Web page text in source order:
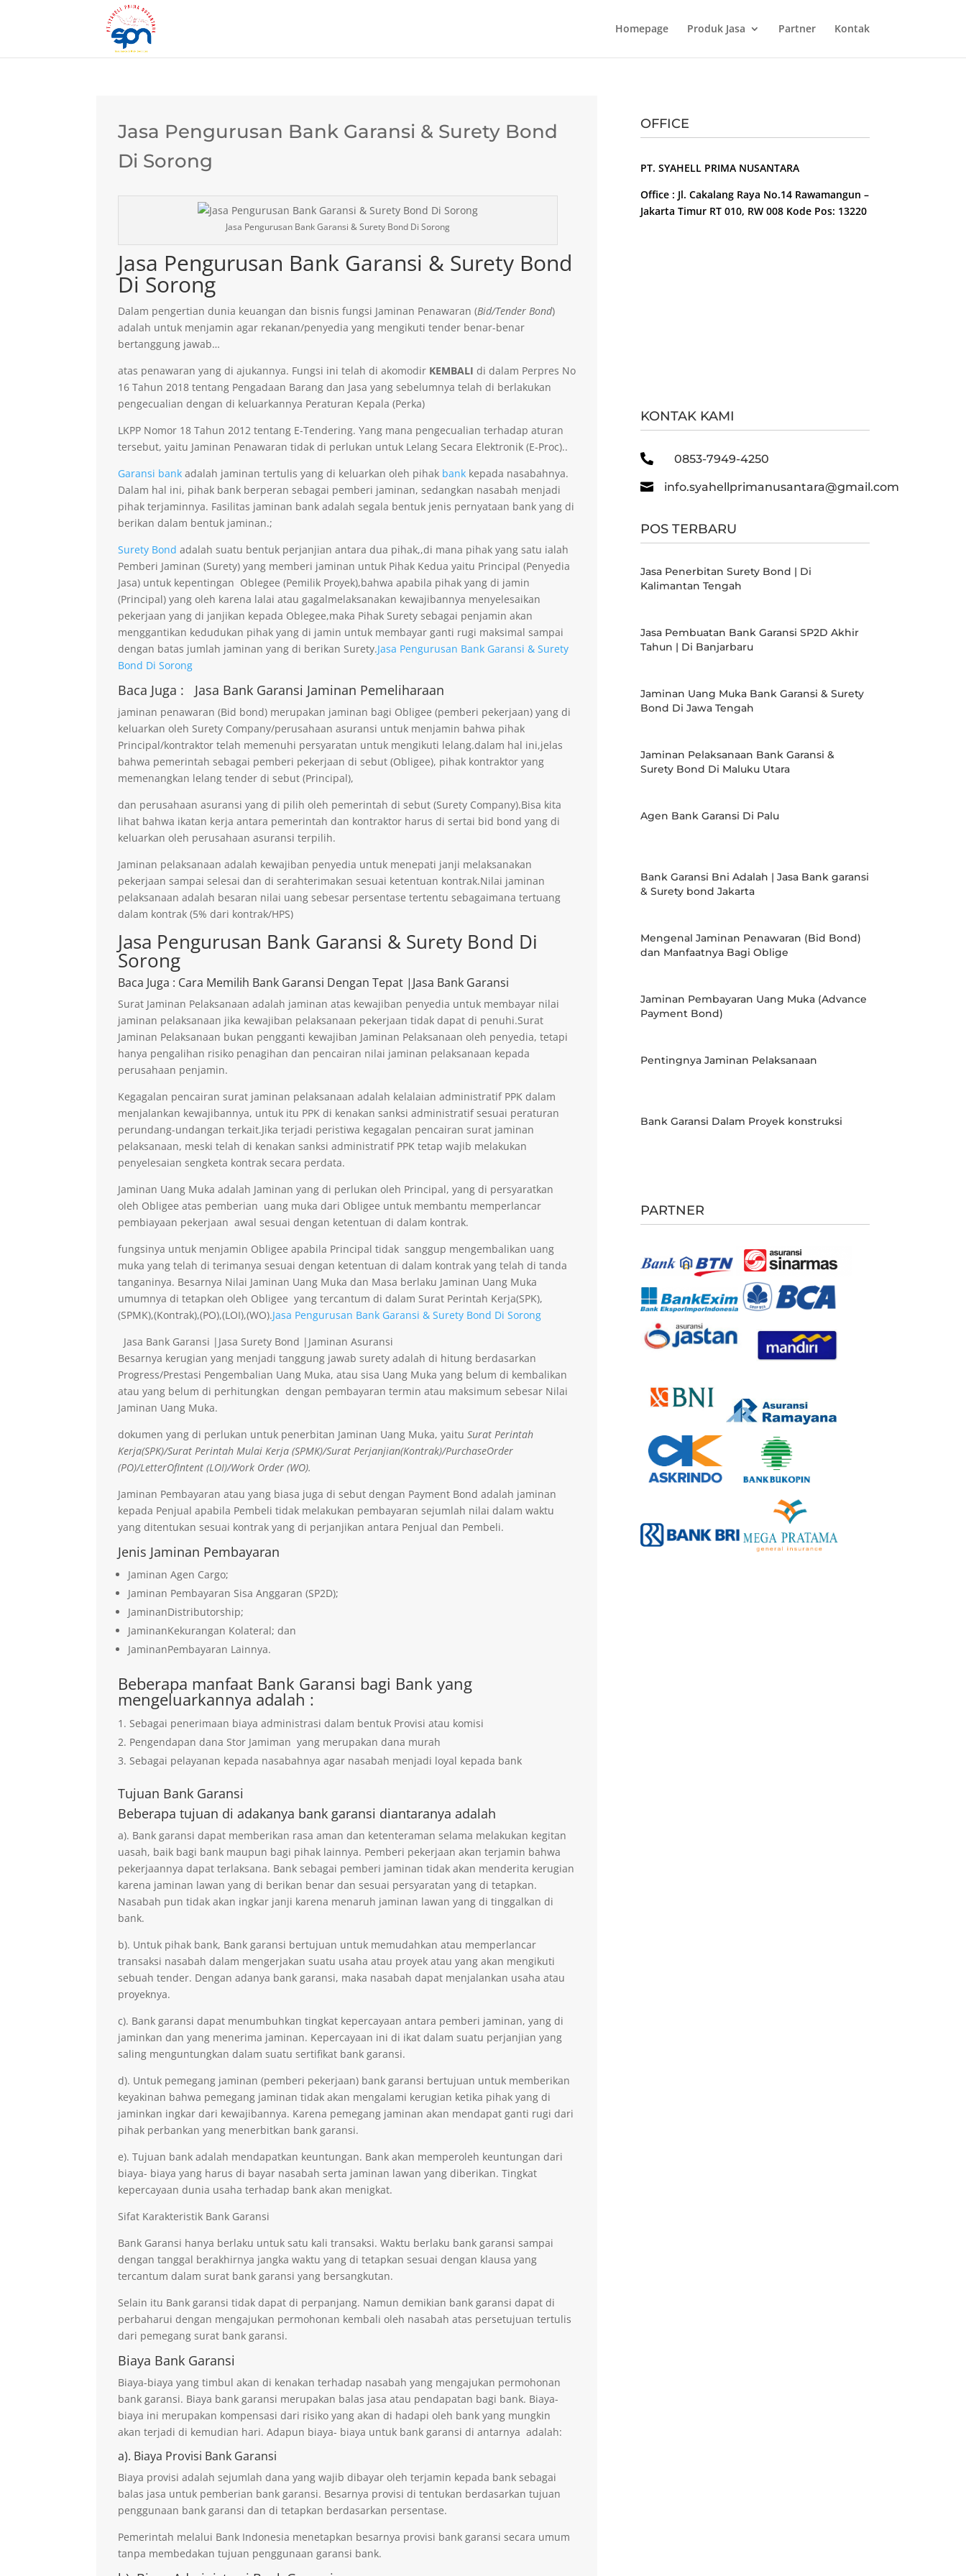
Homepage Produk Jasa Partner Kontak
Jasa Pengurusan Bank Garansi & Surety Bond
Di Sorong
Jasa Pengurusan Bank Garansi & Surety Bond Di Sorong
Jasa Pengurusan Bank Garansi & Surety Bond
Di Sorong
Dalam pengertian dunia keuangan dan bisnis fungsi Jaminan Penawaran (Bid/Tender Bond)
adalah untuk menjamin agar rekanan/penyedia yang mengikuti tender benar-benar
bertanggung jawab…
atas penawaran yang di ajukannya. Fungsi ini telah di akomodir KEMBALI di dalam Perpres No
16 Tahun 2018 tentang Pengadaan Barang dan Jasa yang sebelumnya telah di berlakukan
pengecualian dengan di keluarkannya Peraturan Kepala (Perka)
LKPP Nomor 18 Tahun 2012 tentang E-Tendering. Yang mana pengecualian terhadap aturan
tersebut, yaitu Jaminan Penawaran tidak di perlukan untuk Lelang Secara Elektronik (E-Proc)..
Garansi bank adalah jaminan tertulis yang di keluarkan oleh pihak bank kepada nasabahnya.
Dalam hal ini, pihak bank berperan sebagai pemberi jaminan, sedangkan nasabah menjadi
pihak terjaminnya. Fasilitas jaminan bank adalah segala bentuk jenis pernyataan bank yang di
berikan dalam bentuk jaminan.;
Surety Bond adalah suatu bentuk perjanjian antara dua pihak,,di mana pihak yang satu ialah
Pemberi Jaminan (Surety) yang memberi jaminan untuk Pihak Kedua yaitu Principal (Penyedia
Jasa) untuk kepentingan Oblegee (Pemilik Proyek),bahwa apabila pihak yang di jamin
(Principal) yang oleh karena lalai atau gagalmelaksanakan kewajibannya menyelesaikan
pekerjaan yang di janjikan kepada Oblegee,maka Pihak Surety sebagai penjamin akan
menggantikan kedudukan pihak yang di jamin untuk membayar ganti rugi maksimal sampai
dengan batas jumlah jaminan yang di berikan Surety.Jasa Pengurusan Bank Garansi & Surety
Bond Di Sorong
Baca Juga : Jasa Bank Garansi Jaminan Pemeliharaan
jaminan penawaran (Bid bond) merupakan jaminan bagi Obligee (pemberi pekerjaan) yang di
keluarkan oleh Surety Company/perusahaan asuransi untuk menjamin bahwa pihak
Principal/kontraktor telah memenuhi persyaratan untuk mengikuti lelang.dalam hal ini,jelas
bahwa pemerintah sebagai pemberi pekerjaan di sebut (Obligee), pihak kontraktor yang
memenangkan lelang tender di sebut (Principal),
dan perusahaan asuransi yang di pilih oleh pemerintah di sebut (Surety Company).Bisa kita
lihat bahwa ikatan kerja antara pemerintah dan kontraktor harus di sertai bid bond yang di
keluarkan oleh perusahaan asuransi terpilih.
Jaminan pelaksanaan adalah kewajiban penyedia untuk menepati janji melaksanakan
pekerjaan sampai selesai dan di serahterimakan sesuai ketentuan kontrak.Nilai jaminan
pelaksanaan adalah besaran nilai uang sebesar persentase tertentu sebagaimana tertuang
dalam kontrak (5% dari kontrak/HPS)
Jasa Pengurusan Bank Garansi & Surety Bond Di
Sorong
Baca Juga : Cara Memilih Bank Garansi Dengan Tepat |Jasa Bank Garansi
Surat Jaminan Pelaksanaan adalah jaminan atas kewajiban penyedia untuk membayar nilai
jaminan pelaksanaan jika kewajiban pelaksanaan pekerjaan tidak dapat di penuhi.Surat
Jaminan Pelaksanaan bukan pengganti kewajiban Jaminan Pelaksanaan oleh penyedia, tetapi
hanya pengalihan risiko penagihan dan pencairan nilai jaminan pelaksanaan kepada
perusahaan penjamin.
Kegagalan pencairan surat jaminan pelaksanaan adalah kelalaian administratif PPK dalam
menjalankan kewajibannya, untuk itu PPK di kenakan sanksi administratif sesuai peraturan
perundang-undangan terkait.Jika terjadi peristiwa kegagalan pencairan surat jaminan
pelaksanaan, meski telah di kenakan sanksi administratif PPK tetap wajib melakukan
penyelesaian sengketa kontrak secara perdata.
Jaminan Uang Muka adalah Jaminan yang di perlukan oleh Principal, yang di persyaratkan
oleh Obligee atas pemberian uang muka dari Obligee untuk membantu memperlancar
pembiayaan pekerjaan awal sesuai dengan ketentuan di dalam kontrak.
fungsinya untuk menjamin Obligee apabila Principal tidak sanggup mengembalikan uang
muka yang telah di terimanya sesuai dengan ketentuan di dalam kontrak yang telah di tanda
tanganinya. Besarnya Nilai Jaminan Uang Muka dan Masa berlaku Jaminan Uang Muka
umumnya di tetapkan oleh Obligee yang tercantum di dalam Surat Perintah Kerja(SPK),
(SPMK),(Kontrak),(PO),(LOI),(WO).Jasa Pengurusan Bank Garansi & Surety Bond Di Sorong
Jasa Bank Garansi |Jasa Surety Bond |Jaminan Asuransi
Besarnya kerugian yang menjadi tanggung jawab surety adalah di hitung berdasarkan
Progress/Prestasi Pengembalian Uang Muka, atau sisa Uang Muka yang belum di kembalikan
atau yang belum di perhitungkan dengan pembayaran termin atau maksimum sebesar Nilai
Jaminan Uang Muka.
dokumen yang di perlukan untuk penerbitan Jaminan Uang Muka, yaituSurat Perintah
Kerja(SPK)/Surat Perintah Mulai Kerja (SPMK)/Surat Perjanjian(Kontrak)/PurchaseOrder
(PO)/LetterOfIntent (LOI)/Work Order (WO).
Jaminan Pembayaran atau yang biasa juga di sebut dengan Payment Bond adalah jaminan
kepada Penjual apabila Pembeli tidak melakukan pembayaran sejumlah nilai dalam waktu
yang ditentukan sesuai kontrak yang di perjanjikan antara Penjual dan Pembeli.
Jenis Jaminan Pembayaran
Jaminan Agen Cargo;
Jaminan Pembayaran Sisa Anggaran (SP2D);
JaminanDistributorship;
JaminanKekurangan Kolateral; dan
JaminanPembayaran Lainnya.
Beberapa manfaat Bank Garansi bagi Bank yang
mengeluarkannya adalah :
Sebagai penerimaan biaya administrasi dalam bentuk Provisi atau komisi
Pengendapan dana Stor Jamiman yang merupakan dana murah
Sebagai pelayanan kepada nasabahnya agar nasabah menjadi loyal kepada bank
Tujuan Bank Garansi
Beberapa tujuan di adakanya bank garansi diantaranya adalah
a). Bank garansi dapat memberikan rasa aman dan ketenteraman selama melakukan kegitan
uasah, baik bagi bank maupun bagi pihak lainnya. Pemberi pekerjaan akan terjamin bahwa
pekerjaannya dapat terlaksana. Bank sebagai pemberi jaminan tidak akan menderita kerugian
karena jaminan lawan yang di berikan benar dan sesuai persyaratan yang di tetapkan.
Nasabah pun tidak akan ingkar janji karena menaruh jaminan lawan yang di tinggalkan di
bank.
b). Untuk pihak bank, Bank garansi bertujuan untuk memudahkan atau memperlancar
transaksi nasabah dalam mengerjakan suatu usaha atau proyek atau yang akan mengikuti
sebuah tender. Dengan adanya bank garansi, maka nasabah dapat menjalankan usaha atau
proyeknya.
c). Bank garansi dapat menumbuhkan tingkat kepercayaan antara pemberi jaminan, yang di
jaminkan dan yang menerima jaminan. Kepercayaan ini di ikat dalam suatu perjanjian yang
saling menguntungkan dalam suatu sertifikat bank garansi.
d). Untuk pemegang jaminan (pemberi pekerjaan) bank garansi bertujuan untuk memberikan
keyakinan bahwa pemegang jaminan tidak akan mengalami kerugian ketika pihak yang di
jaminkan ingkar dari kewajibannya. Karena pemegang jaminan akan mendapat ganti rugi dari
pihak perbankan yang menerbitkan bank garansi.
e). Tujuan bank adalah mendapatkan keuntungan. Bank akan memperoleh keuntungan dari
biaya- biaya yang harus di bayar nasabah serta jaminan lawan yang diberikan. Tingkat
kepercayaan dunia usaha terhadap bank akan menigkat.
Sifat Karakteristik Bank Garansi
Bank Garansi hanya berlaku untuk satu kali transaksi. Waktu berlaku bank garansi sampai
dengan tanggal berakhirnya jangka waktu yang di tetapkan sesuai dengan klausa yang
tercantum dalam surat bank garansi yang bersangkutan.
Selain itu Bank garansi tidak dapat di perpanjang. Namun demikian bank garansi dapat di
perbaharui dengan mengajukan permohonan kembali oleh nasabah atas persetujuan tertulis
dari pemegang surat bank garansi.
Biaya Bank Garansi
Biaya-biaya yang timbul akan di kenakan terhadap nasabah yang mengajukan permohonan
bank garansi. Biaya bank garansi merupakan balas jasa atau pendapatan bagi bank. Biaya-
biaya ini merupakan kompensasi dari risiko yang akan di hadapi oleh bank yang mungkin
akan terjadi di kemudian hari. Adapun biaya- biaya untuk bank garansi di antarnya adalah:
a). Biaya Provisi Bank Garansi
Biaya provisi adalah sejumlah dana yang wajib dibayar oleh terjamin kepada bank sebagai
balas jasa untuk pemberian bank garansi. Besarnya provisi di tentukan berdasarkan tujuan
penggunaan bank garansi dan di tetapkan berdasarkan persentase.
Pemerintah melalui Bank Indonesia menetapkan besarnya provisi bank garansi secara umum
tanpa membedakan tujuan penggunaan garansi bank.
OFFICE
PT. SYAHELL PRIMA NUSANTARA
Office : Jl. Cakalang Raya No.14 Rawamangun –
Jakarta Timur RT 010, RW 008 Kode Pos: 13220
KONTAK KAMI
 0853-7949-4250
 info.syahellprimanusantara@gmail.com
POS TERBARU
Jasa Penerbitan Surety Bond | Di
Kalimantan Tengah
Jasa Pembuatan Bank Garansi SP2D Akhir
Tahun | Di Banjarbaru
Jaminan Uang Muka Bank Garansi & Surety
Bond Di Jawa Tengah
Jaminan Pelaksanaan Bank Garansi &
Surety Bond Di Maluku Utara
Agen Bank Garansi Di Palu
Bank Garansi Bni Adalah | Jasa Bank garansi
& Surety bond Jakarta
Mengenal Jaminan Penawaran (Bid Bond)
dan Manfaatnya Bagi Oblige
Jaminan Pembayaran Uang Muka (Advance
Payment Bond)
Pentingnya Jaminan Pelaksanaan
Bank Garansi Dalam Proyek konstruksi
PARTNER